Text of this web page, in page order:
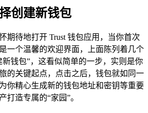
创建新钱包
期待地打开 Trust 钱包应用，当你首次
一个温馨的欢迎界面，上面陈列着几个
钱包”，这看似简单的一步，实则是你
的关键起点，点击之后，钱包就如同一
你精心生成新的钱包地址和密钥等重要
打造专属的“家园”。